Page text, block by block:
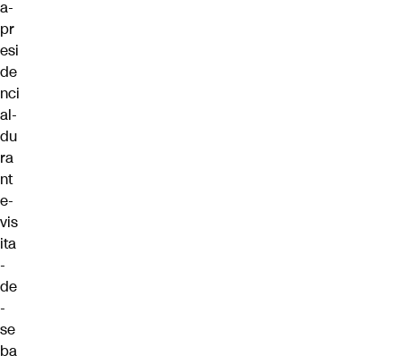
a-
pr
esi
de
nci
al-
du
ra
nt
e-
vis
ita
-
de
-
se
ba